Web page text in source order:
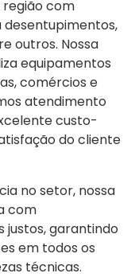
região com
desentupimentos,
outros. Nossa
equipamentos
comércios e
atendimento
custo-
do cliente
no setor, nossa
com
justos, garantindo
em todos os
técnicas.